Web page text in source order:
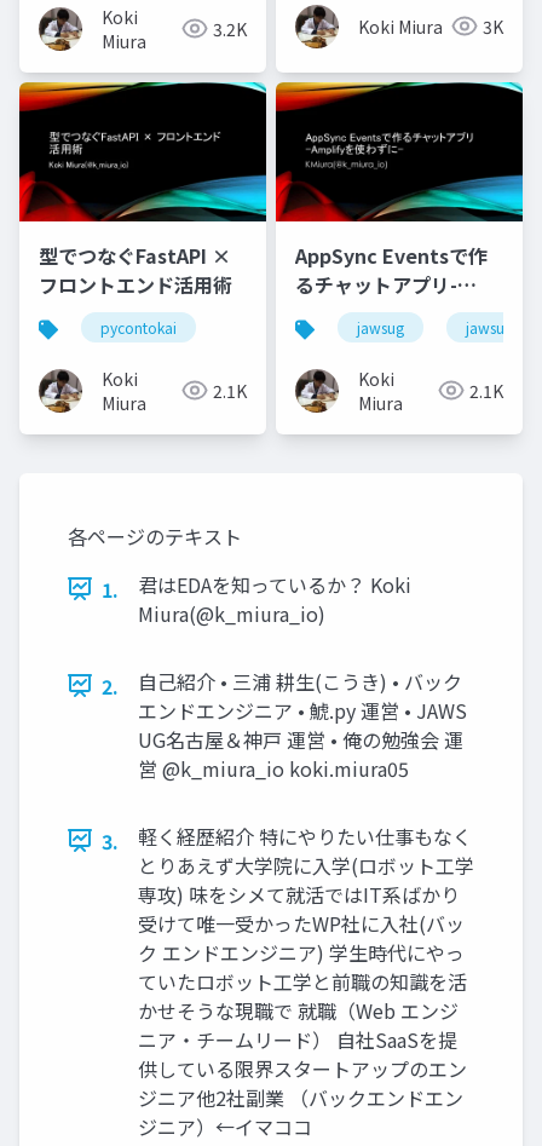
Koki
Miura
3.2K Koki Miura 3K
型でつなぐFastAPI ×
フロントエンド活用術
pycontokai
Koki
Miura
2.1K
AppSync Eventsで作
るチャットアプリ-
Amplifyを使わずに-
jawsug
Koki
Miura
2.1K
各ページのテキスト
1.
君はEDAを知っているか？ Koki
Miura(@k_miura_io)
2.
自己紹介 • 三浦 耕生(こうき) • バック
エンドエンジニア • 鯱.py 運営 • JAWS
UG名古屋＆神戸 運営 • 俺の勉強会 運
営 @k_miura_io koki.miura05
3.
軽く経歴紹介 特にやりたい仕事もなく
とりあえず大学院に入学(ロボット工学
専攻) 味をシメて就活ではIT系ばかり
受けて唯一受かったWP社に入社(バッ
ク エンドエンジニア) 学生時代にやっ
ていたロボット工学と前職の知識を活
かせそうな現職で 就職（Web エンジ
ニア・チームリード） 自社SaaSを提
供している限界スタートアップのエン
ジニア他2社副業 （バックエンドエン
ジニア）←イマココ